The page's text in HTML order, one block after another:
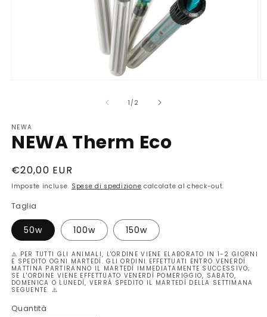
finestra
modale
1 /su2
NEWA
NEWA Therm Eco
Prezzo
di
€20,00 EUR
Imposte incluse. Spese di spedizione calcolate al check-out.
Taglia
50w 100w 150w
⚠️ PER TUTTI GLI ANIMALI, L'ORDINE VIENE ELABORATO IN 1-2 GIORNI
E SPEDITO OGNI MARTEDÌ. GLI ORDINI EFFETTUATI ENTRO VENERDÌ
MATTINA PARTIRANNO IL MARTEDÌ IMMEDIATAMENTE SUCCESSIVO;
SE L'ORDINE VIENE EFFETTUATO VENERDÌ POMERIGGIO, SABATO,
DOMENICA O LUNEDÌ, VERRÀ SPEDITO IL MARTEDÌ DELLA SETTIMANA
SEGUENTE. ⚠️
Quantità
Quantità